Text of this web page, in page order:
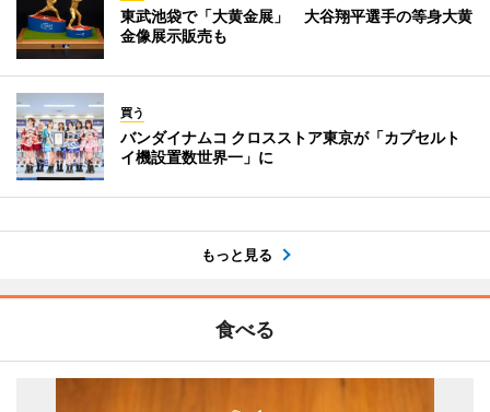
東武池袋で「大黄金展」 大谷翔平選手の等身大黄
金像展示販売も
買う
バンダイナムコ クロスストア東京が「カプセルト
イ機設置数世界一」に
もっと見る
食べる